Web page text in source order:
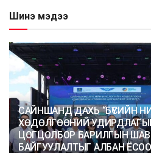
Шинэ мэдээ
САЙНШАНД ДАХЬ “БҮСИЙН
ХӨДӨЛГӨӨНИЙ
ЦОГЦОЛБОР БАРИЛГЫН
БАЙГУУЛАЛТЫГ АЛБАН